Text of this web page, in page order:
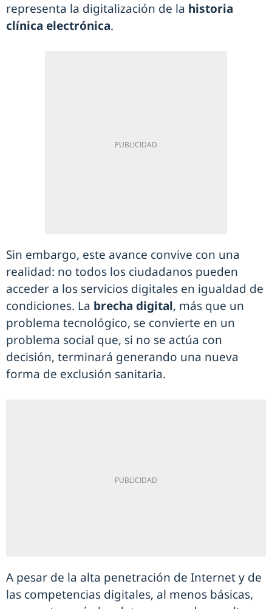
representa la digitalización de la historia
clínica electrónica.
Sin embargo, este avance convive con una
realidad: no todos los ciudadanos pueden
acceder a los servicios digitales en igualdad de
condiciones. La brecha digital, más que un
problema tecnológico, se convierte en un
problema social que, si no se actúa con
decisión, terminará generando una nueva
forma de exclusión sanitaria.
A pesar de la alta penetración de Internet y de
las competencias digitales, al menos básicas,